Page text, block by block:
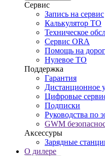
Сервис
Запись на сервис
Калькулятор ТО
Техническое
Сервис ORA
Помощь на
Нулевое ТО
Поддержка
Гарантия
Дистанционное
Цифровые
Подписки
Руководства по
GWM
Аксессуры
Зарядные
О дилере